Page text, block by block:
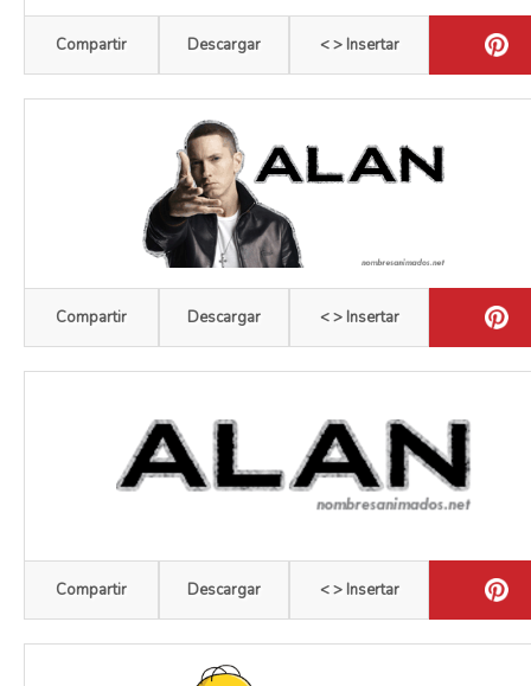
Compartir Descargar < > Insertar
Compartir Descargar < > Insertar
Compartir Descargar < > Insertar